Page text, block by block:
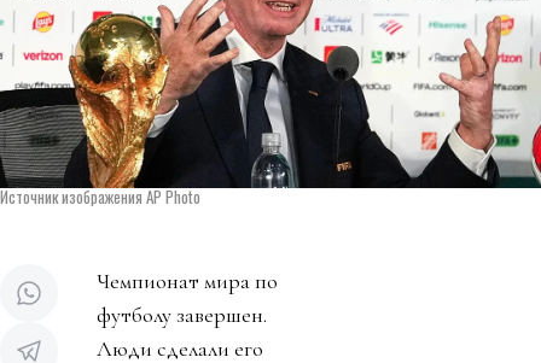
Источник изображения AP Photo
Чемпионат мира по
футболу завершен.
Люди сделали его